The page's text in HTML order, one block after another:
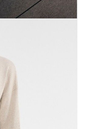
р.170-92, beige
р.170-92, beige